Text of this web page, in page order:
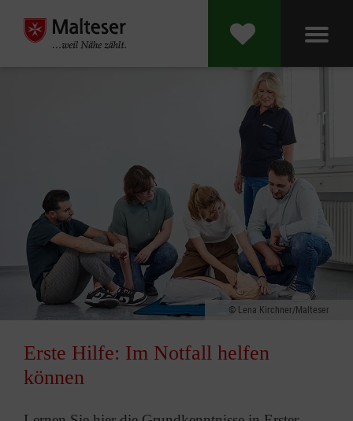
Lena Kirchner/Malteser
Erste Hilfe: Im Notfall helfen
können